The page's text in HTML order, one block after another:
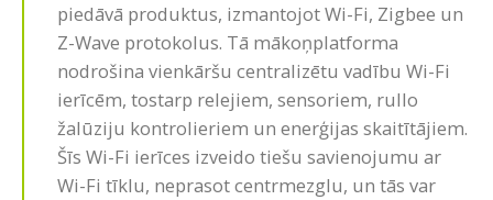
piedāvā produktus, izmantojot Wi-Fi, Zigbee un
Z-Wave protokolus. Tā mākoņplatforma
nodrošina vienkāršu centralizētu vadību Wi-Fi
ierīcēm, tostarp relejiem, sensoriem, rullo
žalūziju kontrolieriem un enerģijas skaitītājiem.
Šīs Wi-Fi ierīces izveido tiešu savienojumu ar
Wi-Fi tīklu, neprasot centrmezglu, un tās var